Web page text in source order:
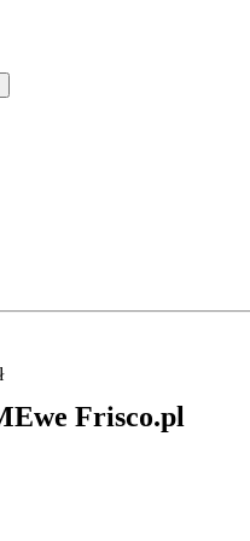
we Frisco.pl